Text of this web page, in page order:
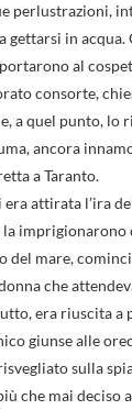
perlustrazioni,
gettarsi in
al
consorte,
a quel punto, lo
ancora
a Taranto.
era attirata l’ira
imprigionarono
del mare,
che
era riuscita a
giunse alle
sulla
che mai deciso